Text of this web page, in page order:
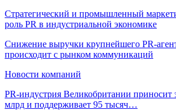
Стратегический и промышленный
роль PR в индустриальной экономике
Снижение выручки крупнейшего PR-
происходит с рынком коммуникаций
Новости компаний
PR-индустрия Великобритании приносит
млрд и поддерживает 95 тысяч…